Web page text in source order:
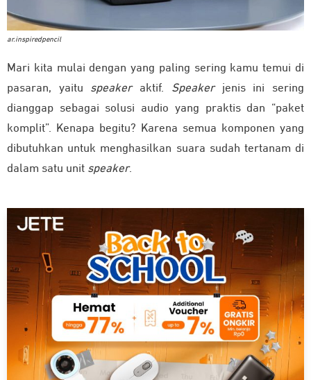
ar.inspiredpencil
Mari kita mulai dengan yang paling sering kamu temui di
pasaran, yaitu speakeraktif. Speakerjenis ini sering
dianggap sebagai solusi audio yang praktis dan “paket
komplit”. Kenapa begitu? Karena semua komponen yang
dibutuhkan untuk menghasilkan suara sudah tertanam di
dalam satu unit speaker.